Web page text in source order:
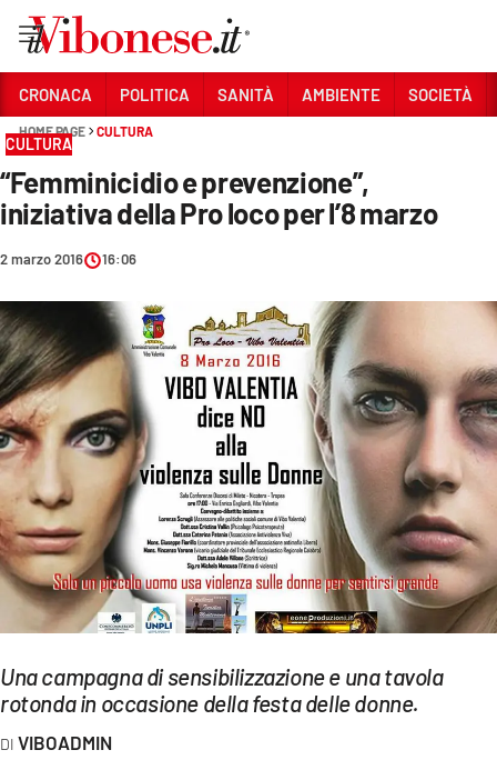
Sezioni
CRONACA
POLITICA
SANITÀ
AMBIENTE
SOCIETÀ
CULTURA
ECONOMIA E LAVORO
EVENTI
SPORT
Streaming
LAC NETWORK
LAC ONAIR
CRONACA POLITICA SANITÀ AMBIENTE SOCIETÀ
HOME PAGE CULTURA
CULTURA
“Femminicidio e prevenzione”,
iniziativa della Pro loco per l’8 marzo
2 marzo 2016 16:06
Una campagna di sensibilizzazione e una tavola
rotonda in occasione della festa delle donne.
VIBOADMIN